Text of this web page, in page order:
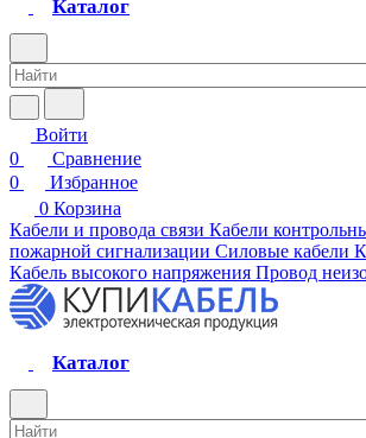
Каталог
Войти
0
Сравнение
0
Избранное
0 Корзина
Кабели и провода связи Кабели
пожарной сигнализации Силовые кабели
Кабель высокого напряжения Провод
Каталог